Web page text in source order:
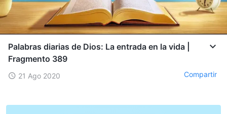
Palabras diarias de Dios: La entrada en la vida |
Fragmento 389
21 Ago 2020 Compartir